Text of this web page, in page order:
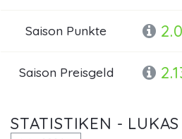
Saison Punkte
Saison Preisgeld
STATISTIKEN -